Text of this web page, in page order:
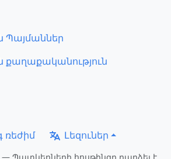
քաղաքականություն
ռեժիմ Լեզուներ